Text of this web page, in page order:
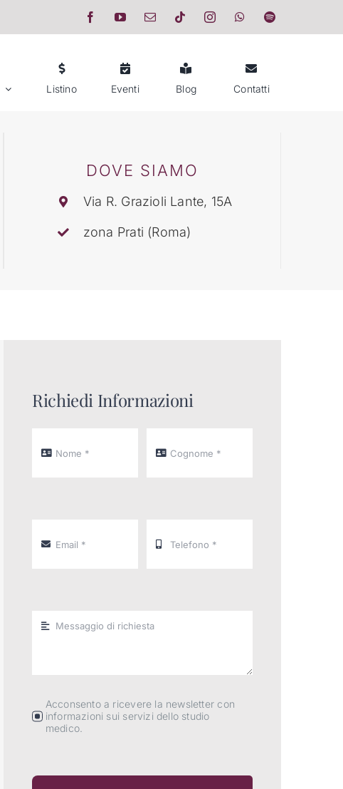
Listino Eventi Blog Contatti
DOVE SIAMO
Via R. Grazioli Lante, 15A
zona Prati (Roma)
Richiedi Informazioni
Acconsento a ricevere la newsletter con
informazioni sui servizi dello studio
medico.